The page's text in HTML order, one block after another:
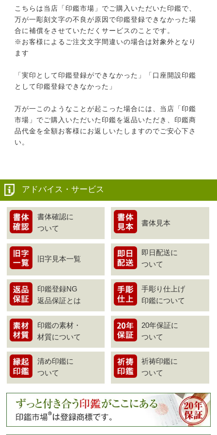
こちらは当店「印鑑市場」でご購入いただいた印鑑で、
万が一彫刻文字の不良が原因で印鑑登録できなかった場
合に補償をさせていただくサービスのことです。
※お客様によるご注文文字間違いの場合は対象外となり
ます
「実印として印鑑登録ができなかった」「口座開設印鑑
として印鑑登録できなかった」
万が一このようなことが起こった場合には、当店「印鑑
市場」でご購入いただいた印鑑を返品いただき、印鑑商
品代金を全額お客様にお返しいたしますのでご安心下さ
い。
アドバイス・サービス
書体確認に
ついて
書体見本
旧字見本一覧
即日配送に
ついて
印鑑登録NG
返品保証とは
手彫り仕上げ
印鑑について
印鑑の素材・
材質について
20年保証に
ついて
清め印鑑に
ついて
祈祷印鑑に
ついて